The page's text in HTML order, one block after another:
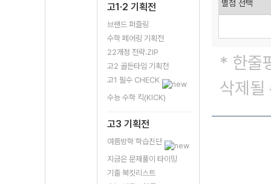
고1·2 기획전
브랜드 퍼즐링
수학 페어링 기획전
22개정 전략.ZIP
고2 골든타임 기획전
고1 필수 CHECK
수능 수학 킥(KICK)
고3 기획전
여름방학 학습진단
지금은 문제풀이 타이밍
기출 북킷리스트
* 한줄
삭제될